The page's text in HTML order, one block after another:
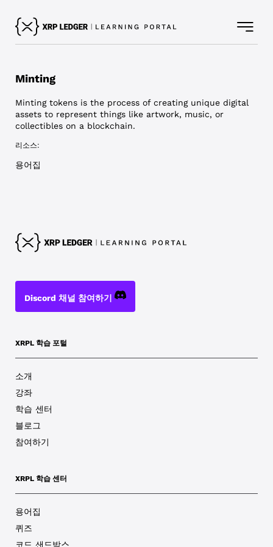
Minting
Minting tokens is the process of creating unique digital
assets to represent things like artwork, music, or
collectibles on a blockchain.
리소스:
용어집
Discord 채널 참여하기
XRPL 학습 포털
소개
강좌
학습 센터
블로그
참여하기
XRPL 학습 센터
용어집
퀴즈
코드 샌드박스